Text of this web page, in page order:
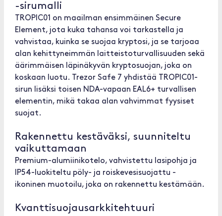
-sirumalli
TROPIC01 on maailman ensimmäinen Secure
Element, jota kuka tahansa voi tarkastella ja
vahvistaa, kuinka se suojaa kryptosi, ja se tarjoaa
alan kehittyneimmän laitteistoturvallisuuden sekä
äärimmäisen läpinäkyvän kryptosuojan, joka on
koskaan luotu. Trezor Safe 7 yhdistää TROPIC01-
sirun lisäksi toisen NDA-vapaan EAL6+ turvallisen
elementin, mikä takaa alan vahvimmat fyysiset
suojat.
Rakennettu kestäväksi, suunniteltu
vaikuttamaan
Premium-alumiinikotelo, vahvistettu lasipohja ja
IP54-luokiteltu pöly- ja roiskevesisuojattu -
ikoninen muotoilu, joka on rakennettu kestämään.
Kvanttisuojausarkkitehtuuri